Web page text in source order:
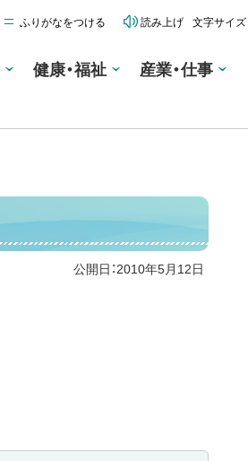
ふりがなをつける 読み上げ 文字サイズ
健康・福祉 産業・仕事
公開日：2010年5月12日